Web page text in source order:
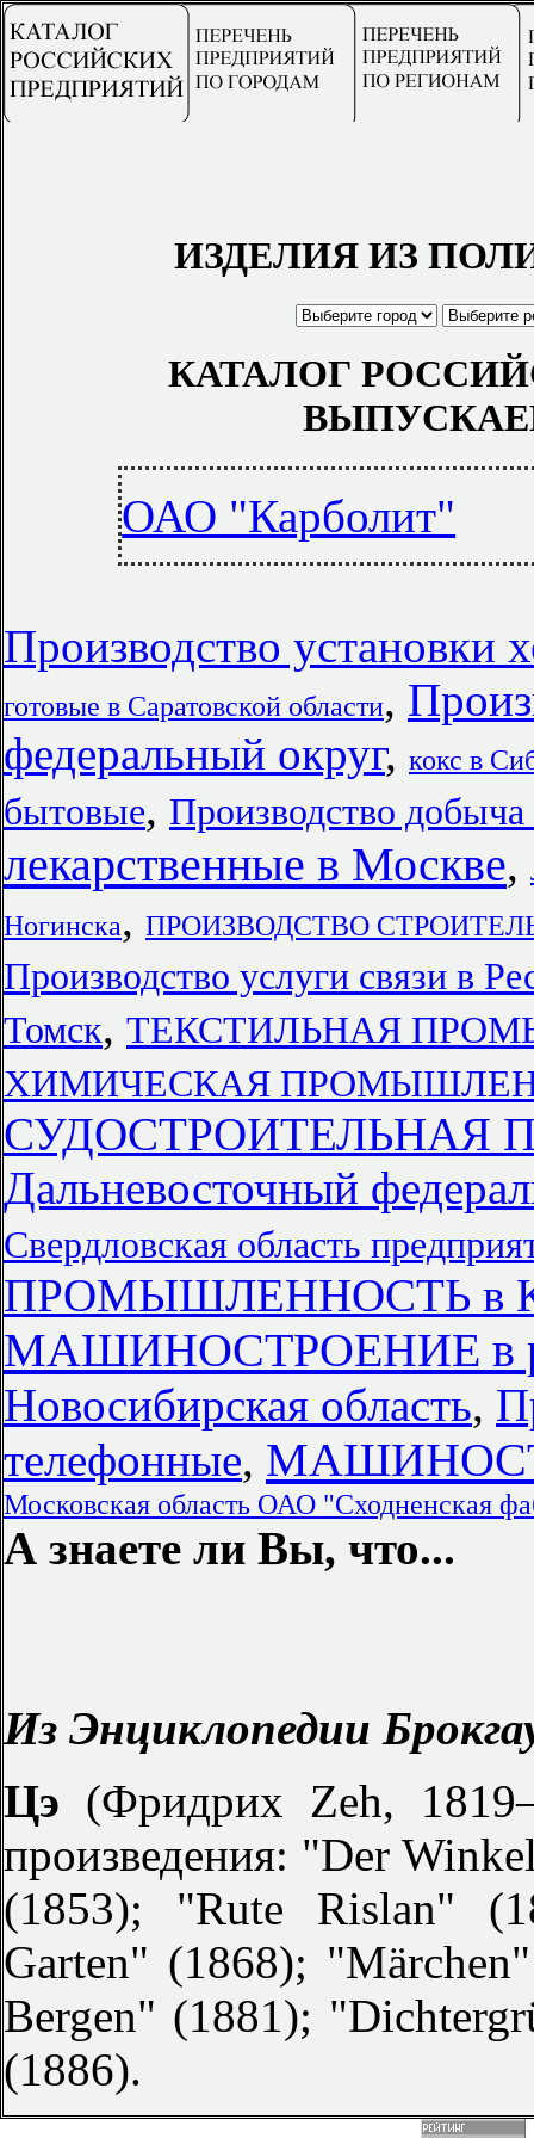
ИЗДЕЛИЯ ИЗ
КАТАЛОГ
ОАО "Карболит"
Производство установки
готовыe в Саратовской области,
федеральный округ, кокс в
бытовые, Производство
лекарственные в Москве,
Ногинска, ПРОИЗВОДСТВО
Производство услуги связи в
Томск, ТЕКСТИЛЬНАЯ
ХИМИЧЕСКАЯ
СУДОСТРОИТЕЛЬНАЯ
Дальневосточный
Свердловская область
ПРОМЫШЛЕННОСТЬ в
МАШИНОСТРОЕНИЕ в
Новосибирская область,
телефонные,
Московская область ОАО "Сходненская
А знаете ли Вы, что...
Из Энциклопедии
Цэ (Фридрих Zeh,
произведения: "Der
(1853); "Rute Rislan"
Garten" (1868);
Bergen" (1881);
(1886).